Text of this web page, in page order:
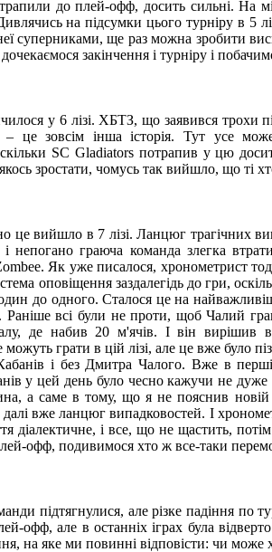
до плей-офф, досить сильні. На
на підсумки цього турніру в 5
суперниками, ще раз можна зробити
дочекаємося закінчення і турніру і
у 6 лізі. ХБТЗ, що заявився трохи
це зовсім інша історія.
Тут усе
SC Gladiatorsпотрапив у цю
зростати, чомусь так вийшло, що ті
це вийшло в 7 лізі. Ланцюг трагічних
і непогано граюча команда злегка
. Як уже писалося, хронометрист
оповіщення заздалегідь до гри,
до одного. Сталося це на
Раніше всі були не проти, щоб Чалий
де набив 20 м'ячів. І він вирішив
грати в цій лізі, але це вже було
і без Дмитра Чалого. Вже в
у цей день було чесно кажучи не дуже
а саме в тому, що я не пояснив новій
вже ланцюг випадковостей. І
діалектичне, і все, що не щастить,
офф, подивимося хто ж все-таки
підтягнулися, але різке падіння
офф, але в останніх іграх була
на яке ми повинні відповісти: чи